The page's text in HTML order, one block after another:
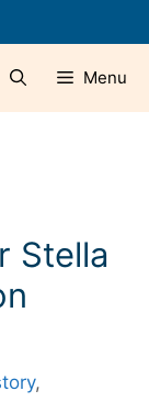
Menu
Stella
,